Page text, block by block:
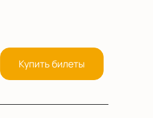
Купить билеты